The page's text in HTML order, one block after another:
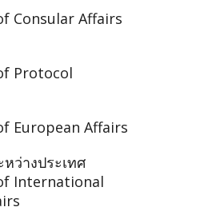
Consular Affairs
Protocol
European Affairs
ว่างประเทศ
International